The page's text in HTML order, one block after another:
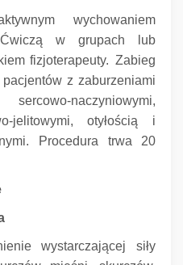
wychowaniem
Ćwiczą w grupach lub
fizjoterapeuty. Zabieg
z zaburzeniami
naczyniowymi,
jelitowymi, otyłością i
Procedura trwa 20
wystarczającej siły